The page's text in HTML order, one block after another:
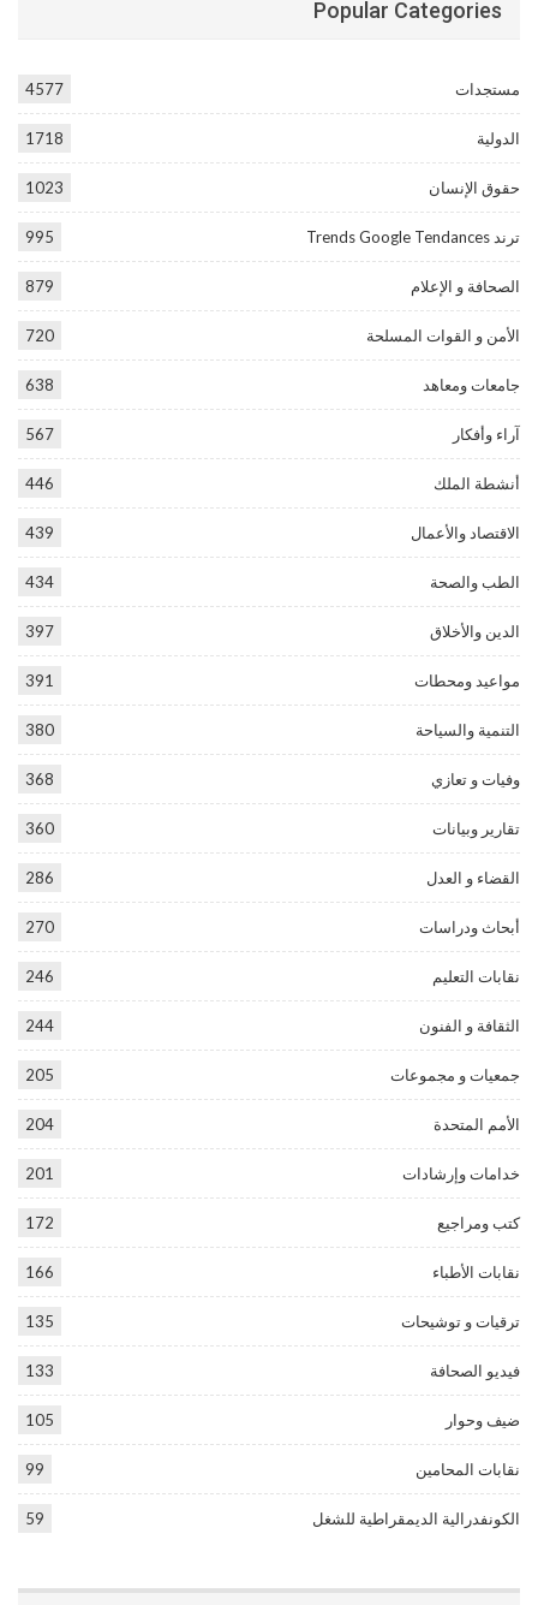
Popular Categories
مستجدات 4577
الدولية 1718
حقوق الإنسان 1023
ترند Trends Google Tendances 995
الصحافة و الإعلام 879
الأمن و القوات المسلحة 720
جامعات ومعاهد 638
آراء وأفكار 567
أنشطة الملك 446
الاقتصاد والأعمال 439
الطب والصحة 434
الدين والأخلاق 397
مواعيد ومحطات 391
التنمية والسياحة 380
وفيات و تعازي 368
تقارير وبيانات 360
القضاء و العدل 286
أبحاث ودراسات 270
نقابات التعليم 246
الثقافة و الفنون 244
جمعيات و مجموعات 205
الأمم المتحدة 204
خدامات وإرشادات 201
كتب ومراجيع 172
نقابات الأطباء 166
ترقيات و توشيحات 135
فيديو الصحافة 133
ضيف وحوار 105
نقابات المحامين 99
الكونفدرالية الديمقراطية للشغل 59